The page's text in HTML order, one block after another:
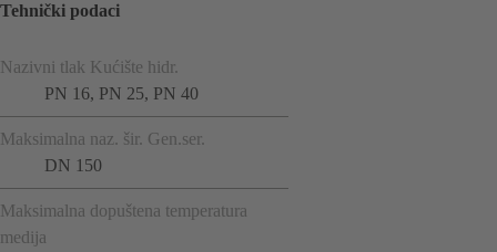
Tehnički podaci
Nazivni tlak Kućište hidr.
PN 16, PN 25, PN 40
Maksimalna naz. šir. Gen.ser.
DN 150
Maksimalna dopuštena temperatura
medija